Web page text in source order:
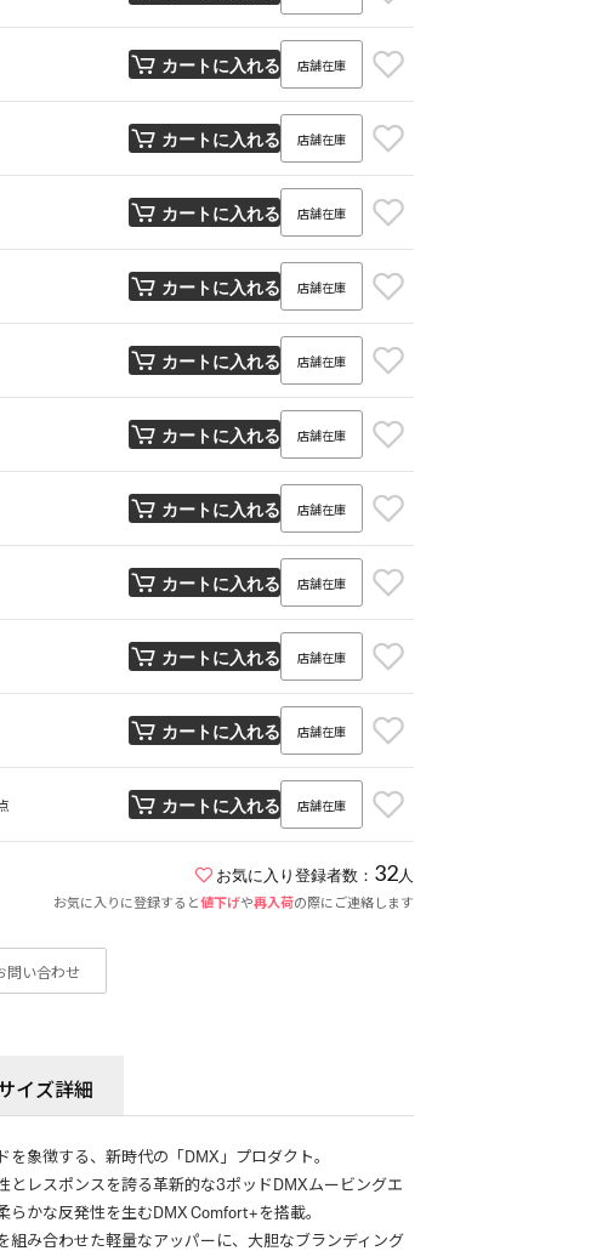
カートに入れる 店舗在庫
カートに入れる 店舗在庫
カートに入れる 店舗在庫
カートに入れる 店舗在庫
カートに入れる 店舗在庫
カートに入れる 店舗在庫
カートに入れる 店舗在庫
カートに入れる 店舗在庫
カートに入れる 店舗在庫
カートに入れる 店舗在庫
カートに入れる 店舗在庫
お気に入り登録者数： 32 人
お気に入りに登録すると値下げや再入荷の際にご連絡します
問い合わせ
イズ詳細
を象徴する、新時代の「DMX」プロダクト。
とレスポンスを誇る革新的な3ポッドDMXムービングエ
かな反発性を生むDMX Comfort+を搭載。
組み合わせた軽量なアッパーに、大胆なブランディング